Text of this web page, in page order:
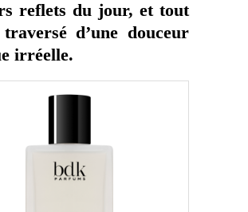
reflets du jour, et tout
d’une douceur
irréelle.